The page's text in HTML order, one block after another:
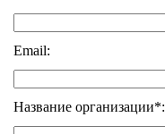
Email:
Название организации*: